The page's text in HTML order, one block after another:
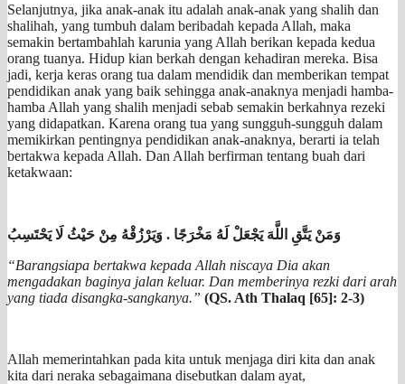
Selanjutnya, jika anak-anak itu adalah anak-anak yang shalih dan
shalihah, yang tumbuh dalam beribadah kepada Allah, maka
semakin bertambahlah karunia yang Allah berikan kepada kedua
orang tuanya. Hidup kian berkah dengan kehadiran mereka. Bisa
jadi, kerja keras orang tua dalam mendidik dan memberikan tempat
pendidikan anak yang baik sehingga anak-anaknya menjadi hamba-
hamba Allah yang shalih menjadi sebab semakin berkahnya rezeki
yang didapatkan. Karena orang tua yang sungguh-sungguh dalam
memikirkan pentingnya pendidikan anak-anaknya, berarti ia telah
bertakwa kepada Allah. Dan Allah berfirman tentang buah dari
ketakwaan:
وَمَنْ يَتَّقِ اللَّهَ يَجْعَلْ لَهُ مَخْرَجًا . وَيَرْزُقْهُ مِنْ حَيْثُ لَا يَحْتَسِبُ
“Barangsiapa bertakwa kepada Allah niscaya Dia akan
mengadakan baginya jalan keluar. Dan memberinya rezki dari arah
yang tiada disangka-sangkanya.” (QS. Ath Thalaq [65]: 2-3)
Allah memerintahkan pada kita untuk menjaga diri kita dan anak
kita dari neraka sebagaimana disebutkan dalam ayat,